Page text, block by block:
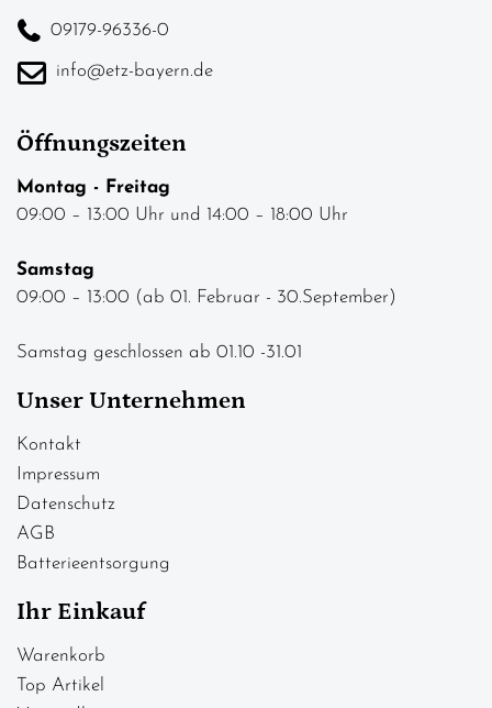
09179-96336-0
info@etz-bayern.de
Öffnungszeiten
Montag - Freitag
09:00 – 13:00 Uhr und 14:00 – 18:00 Uhr
Samstag
09:00 – 13:00 (ab 01. Februar - 30.September)
Samstag geschlossen ab 01.10 -31.01
Unser Unternehmen
Kontakt
Impressum
Datenschutz
AGB
Batterieentsorgung
Ihr Einkauf
Warenkorb
Top Artikel